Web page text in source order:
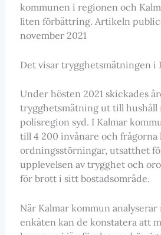
kommunen i regionen och
liten förbättring. Artikeln
november 2021
Det visar trygghetsmätningen i
Under hösten 2021 skickades
trygghetsmätning ut till hushåll
polisregion syd. I Kalmar
till 4 200 invånare och frågorna
ordningsstörningar, utsatthet
upplevelsen av trygghet och
för brott i sitt bostadsområde.
När Kalmar kommun
enkäten kan de konstatera att